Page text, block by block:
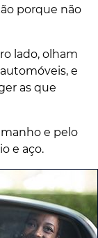
porque não
lado, olham
e
as que
e pelo
e aço.